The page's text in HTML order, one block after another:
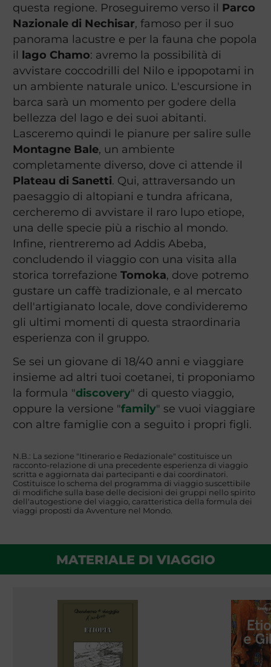
questa regione. Proseguiremo verso il Parco
Nazionale di Nechisar, famoso per il suo
panorama lacustre e per la fauna che popola
il lago Chamo: avremo la possibilità di
avvistare coccodrilli del Nilo e ippopotami in
un ambiente naturale unico. L'escursione in
barca sarà un momento per godere della
bellezza del lago e dei suoi abitanti.
Lasceremo quindi le pianure per salire sulle
Montagne Bale, un ambiente
completamente diverso, dove ci attende il
Plateau di Sanetti. Qui, attraversando un
paesaggio di altopiani e tundra africana,
cercheremo di avvistare il raro lupo etiope,
una delle specie più a rischio al mondo.
Infine, rientreremo ad Addis Abeba,
concludendo il viaggio con una visita alla
storica torrefazione Tomoka, dove potremo
gustare un caffè tradizionale, e al mercato
dell'artigianato locale, dove condivideremo
gli ultimi momenti di questa straordinaria
esperienza con il gruppo.
Se sei un giovane di 18/40 anni e viaggiare
insieme ad altri tuoi coetanei, ti proponiamo
la formula "discovery" di questo viaggio,
oppure la versione "family" se vuoi viaggiare
con altre famiglie con a seguito i propri figli.
N.B.: La sezione "Itinerario e Redazionale" costituisce un
racconto-relazione di una precedente esperienza di viaggio
scritta e aggiornata dai partecipanti e dai coordinatori.
Costituisce lo schema del programma di viaggio suscettibile
di modifiche sulla base delle decisioni dei gruppi nello spirito
dell'autogestione del viaggio, caratteristica della formula dei
viaggi proposti da Avventure nel Mondo.
MATERIALE DI VIAGGIO